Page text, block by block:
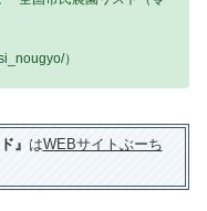
）
』 はWEBサイトぶーち